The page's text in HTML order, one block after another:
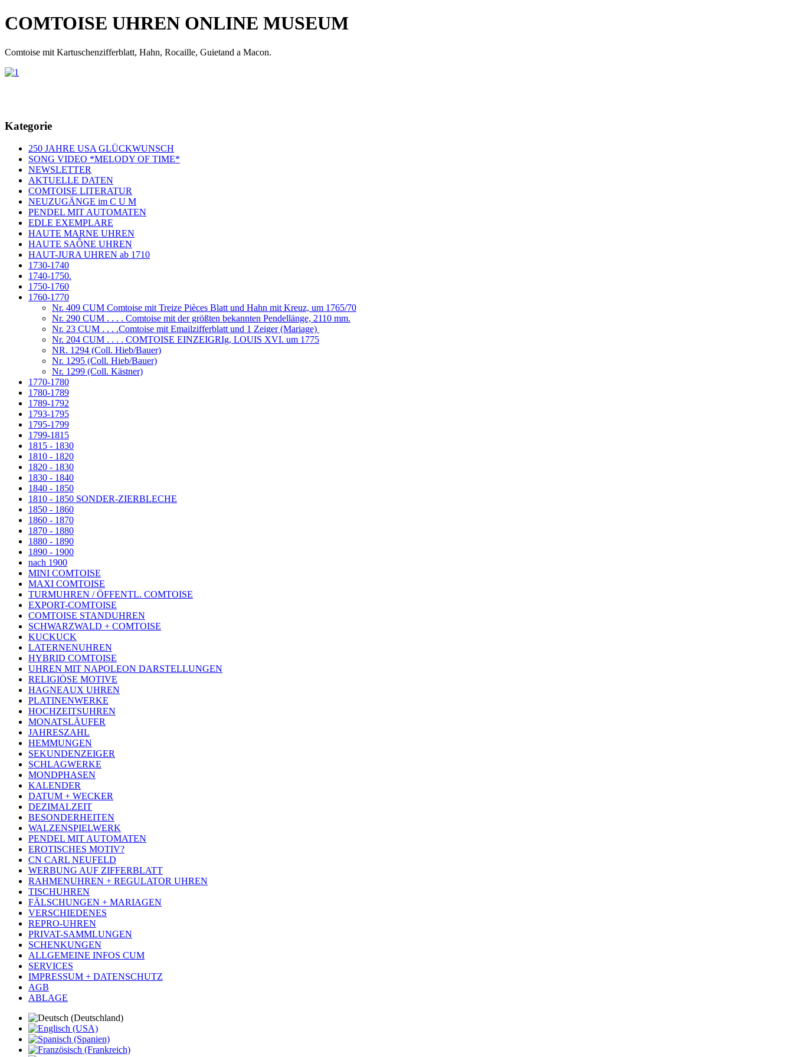
COMTOISE UHREN ONLINE MUSEUM
Comtoise mit Kartuschenzifferblatt, Hahn, Rocaille, Guietand a Macon.
Kategorie
250 JAHRE USA GLÜCKWUNSCH
SONG VIDEO *MELODY OF TIME*
NEWSLETTER
AKTUELLE DATEN
COMTOISE LITERATUR
NEUZUGÄNGE im C U M
PENDEL MIT AUTOMATEN
EDLE EXEMPLARE
HAUTE MARNE UHREN
HAUTE SAÔNE UHREN
HAUT-JURA UHREN ab 1710
1730-1740
1740-1750.
1750-1760
1760-1770
Nr. 409 CUM Comtoise mit Treize Pièces Blatt und Hahn mit Kreuz, um 1765/70
Nr. 290 CUM . . . . Comtoise mit der größten bekannten Pendellänge, 2110 mm.
Nr. 23 CUM . . . .Comtoise mit Emailzifferblatt und 1 Zeiger (Mariage)
Nr. 204 CUM . . . . COMTOISE EINZEIGRIg, LOUIS XVI. um 1775
NR. 1294 (Coll. Hieb/Bauer)
Nr. 1295 (Coll. Hieb/Bauer)
Nr. 1299 (Coll. Kästner)
1770-1780
1780-1789
1789-1792
1793-1795
1795-1799
1799-1815
1815 - 1830
1810 - 1820
1820 - 1830
1830 - 1840
1840 - 1850
1810 - 1850 SONDER-ZIERBLECHE
1850 - 1860
1860 - 1870
1870 - 1880
1880 - 1890
1890 - 1900
nach 1900
MINI COMTOISE
MAXI COMTOISE
TURMUHREN / ÖFFENTL. COMTOISE
EXPORT-COMTOISE
COMTOISE STANDUHREN
SCHWARZWALD + COMTOISE
KUCKUCK
LATERNENUHREN
HYBRID COMTOISE
UHREN MIT NAPOLEON DARSTELLUNGEN
RELIGIÖSE MOTIVE
HAGNEAUX UHREN
PLATINENWERKE
HOCHZEITSUHREN
MONATSLÄUFER
JAHRESZAHL
HEMMUNGEN
SEKUNDENZEIGER
SCHLAGWERKE
MONDPHASEN
KALENDER
DATUM + WECKER
DEZIMALZEIT
BESONDERHEITEN
WALZENSPIELWERK
PENDEL MIT AUTOMATEN
EROTISCHES MOTIV?
CN CARL NEUFELD
WERBUNG AUF ZIFFERBLATT
RAHMENUHREN + REGULATOR UHREN
TISCHUHREN
FÄLSCHUNGEN + MARIAGEN
VERSCHIEDENES
REPRO-UHREN
PRIVAT-SAMMLUNGEN
SCHENKUNGEN
ALLGEMEINE INFOS CUM
SERVICES
IMPRESSUM + DATENSCHUTZ
AGB
ABLAGE